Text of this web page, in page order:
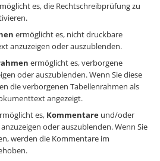
es, die Rechtschreibprüfung zu
ermöglicht es, nicht druckbare
anzuzeigen oder auszublenden.
ermöglicht es, verborgene
oder auszublenden. Wenn Sie diese
die verborgenen Tabellenrahmen als
angezeigt.
es, Kommentare und/oder
anzuzeigen oder auszublenden. Wenn Sie
werden die Kommentare im